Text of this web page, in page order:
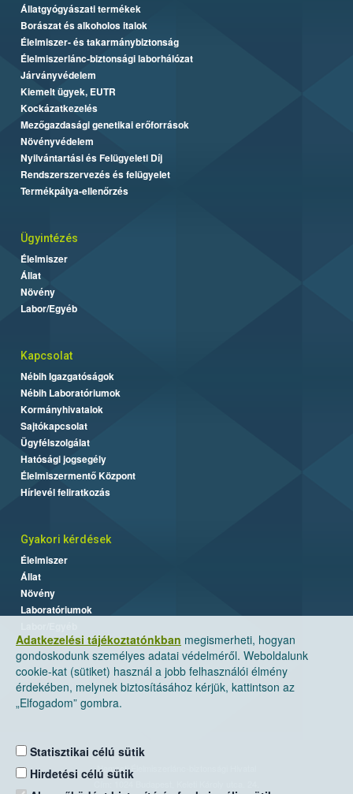
Adatkezelési tájékoztatónkban megismerheti, hogyan
gondoskodunk személyes adatai védelméről. Weboldalunk
cookie-kat (sütiket) használ a jobb felhasználói élmény
érdekében, melynek biztosításához kérjük, kattintson az
„Elfogadom” gombra.
Statisztikai célú sütik
Hirdetési célú sütik
Állatgyógyászati termékek
Borászat és alkoholos italok
Élelmiszer- és takarmánybiztonság
Élelmiszerlánc-biztonsági laborhálózat
Járványvédelem
Kiemelt ügyek, EUTR
Kockázatkezelés
Mezőgazdasági genetikai erőforrások
Növényvédelem
Nyilvántartási és Felügyeleti Díj
Rendszerszervezés és felügyelet
Termékpálya-ellenőrzés
Ügyintézés
Élelmiszer
Állat
Növény
Labor/Egyéb
Kapcsolat
Nébih Igazgatóságok
Nébih Laboratóriumok
Kormányhivatalok
Sajtókapcsolat
Ügyfélszolgálat
Hatósági jogsegély
Élelmiszermentő Központ
Hírlevél feliratkozás
Gyakori kérdések
Élelmiszer
Állat
Növény
Laboratóriumok
Nemzeti Élelmiszerlánc-biztonsági Hivatal